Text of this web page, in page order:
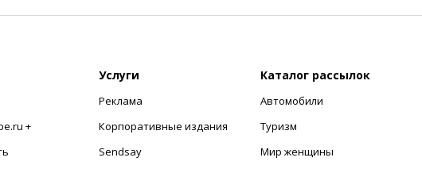
+
Услуги
Реклама
Корпоративные издания
Sendsay
Каталог рассылок
Автомобили
Туризм
Мир женщины